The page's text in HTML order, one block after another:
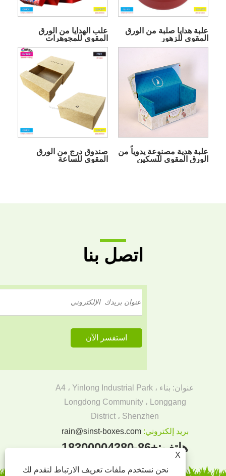
علب الهدايا من الورق
المقوى للمجوهرات
علبة هدايا صلبة من الورق
المقوى للزهور
صندوق درج من الورق
المقوى للساعة
علبة هدية مصنوعة يدوياً من
الورق المقوى للسكين
اتصل بنا
عنوان: بناء A4 ، Yinlong Industrial Park ،
Longdong Community ، Longgang
District ، Shenzhen
بريد إلكتروني:rain@sinst-boxes.com
هاتف:+86-18300004380
X
نحن نستخدم ملفات تعريف الارتباط لنقدم لك